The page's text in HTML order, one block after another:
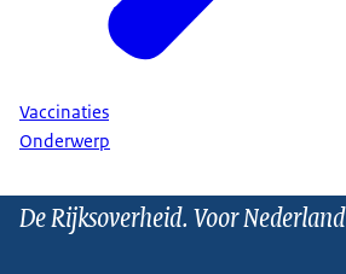
Vaccinaties
Onderwerp
De Rijksoverheid. Voor Nederland